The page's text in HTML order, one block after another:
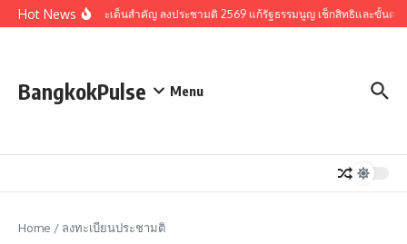
Skip to content
Hot Newsรวมประเด็นสำคัญ ลงประชามติ 2569 แก้รัฐธรรมนูญ เช็กสิทธิและขั้นตอ
BangkokPulse Menu
Home / ลงทะเบียนประชามติ